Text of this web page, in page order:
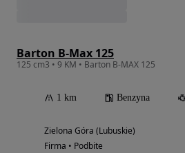
Barton B-Max 125
125 cm3 • 9 KM • Barton B-MAX 125
1 km Benzyna
Zielona Góra (Lubuskie)
Firma • Podbite